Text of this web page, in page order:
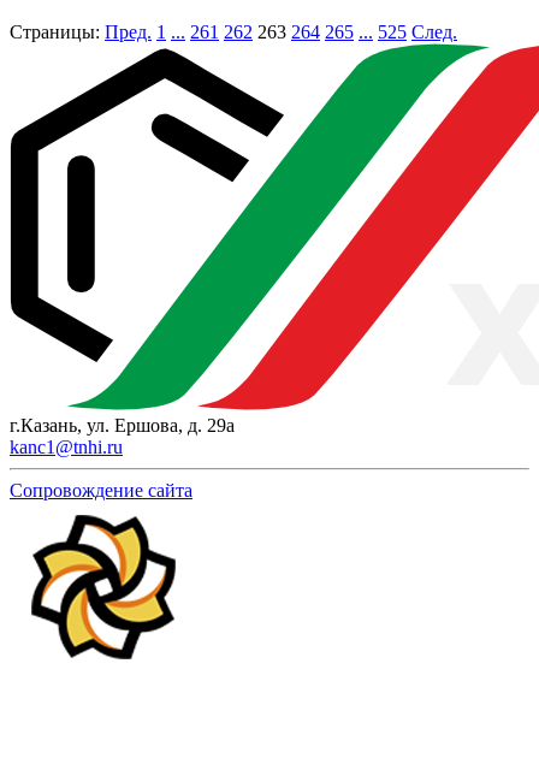
Страницы: Пред. 1 ... 261 262 263 264 265 ... 525 След.
г.Казань, ул. Ершова, д. 29а
kanc1@tnhi.ru
Сопровождение сайта